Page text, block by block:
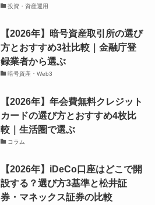
投資・資産運用
【2026年】暗号資産取引所の選び
方とおすすめ3社比較｜金融庁登
録業者から選ぶ
暗号資産・Web3
【2026年】年会費無料クレジット
カードの選び方とおすすめ4枚比
較｜生活圏で選ぶ
コラム
【2026年】iDeCo口座はどこで開
設する？選び方3基準と松井証
券・マネックス証券の比較